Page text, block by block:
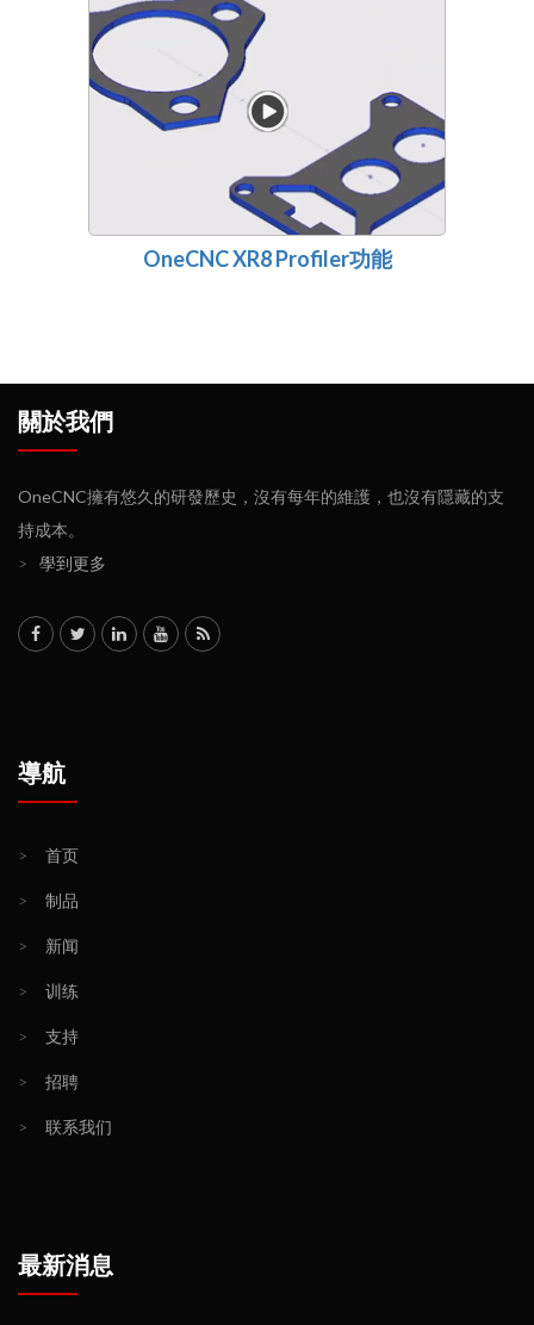
OneCNC XR8 Profiler功能
關於我們
OneCNC擁有悠久的研發歷史，沒有每年的維護，也沒有隱藏的支
持成本。
>
學到更多
導航
> 首页
> 制品
> 新闻
> 训练
> 支持
> 招聘
> 联系我们
最新消息